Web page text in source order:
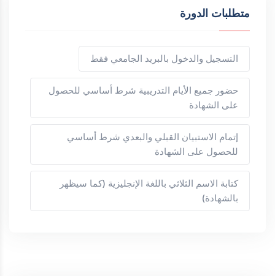
متطلبات الدورة
التسجيل والدخول بالبريد الجامعي فقط
حضور جميع الأيام التدريبية شرط أساسي للحصول
على الشهادة
إتمام الاستبيان القبلي والبعدي شرط أساسي
للحصول على الشهادة
كتابة الاسم الثلاثي باللغة الإنجليزية (كما سيظهر
بالشهادة)